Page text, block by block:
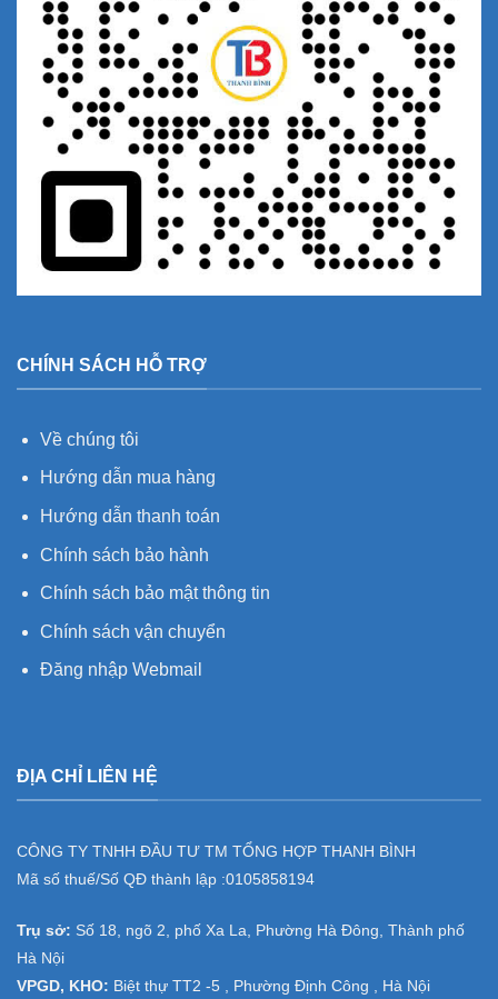
CHÍNH SÁCH HỖ TRỢ
Về chúng tôi
Hướng dẫn mua hàng
Hướng dẫn thanh toán
Chính sách bảo hành
Chính sách bảo mật thông tin
Chính sách vận chuyển
Đăng nhập Webmail
ĐỊA CHỈ LIÊN HỆ
CÔNG TY TNHH ĐẦU TƯ TM TỔNG HỢP THANH BÌNH
Mã số thuế/Số QĐ thành lập :0105858194
Trụ sở: Số 18, ngõ 2, phố Xa La, Phường Hà Đông, Thành phố
Hà Nội
VPGD, KHO: Biệt thự TT2 -5 , Phường Định Công , Hà Nội